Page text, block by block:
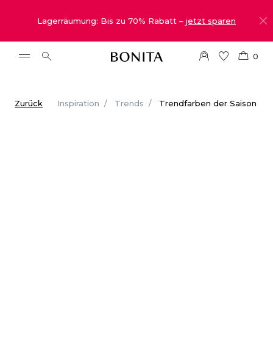
Lagerräumung: Bis zu 70% Rabatt – jetzt sparen
0
Zurück Inspiration Trends Trendfarben der Saison